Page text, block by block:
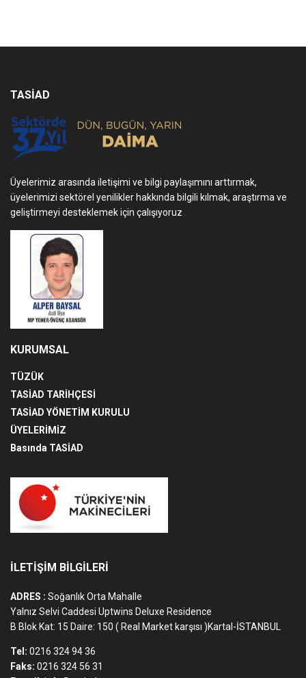
TASİAD
Üyelerimiz arasında iletişimi ve bilgi paylaşımını arttırmak,
üyelerimizi sektörel yenilikler hakkında bilgili kılmak, araştırma ve
geliştirmeyi desteklemek için çalışıyoruz
KURUMSAL
TÜZÜK
TASİAD TARİHÇESİ
TASİAD YÖNETİM KURULU
ÜYELERİMİZ
Basında TASİAD
İLETİŞİM BİLGİLERİ
ADRES : Soğanlık Orta Mahalle
Yalnız Selvi Caddesi Uptwins Deluxe Residence
B Blok Kat: 15 Daire: 150 ( Real Market karşısı )Kartal-İSTANBUL
Tel: 0216 324 94 36
Faks: 0216 324 56 31